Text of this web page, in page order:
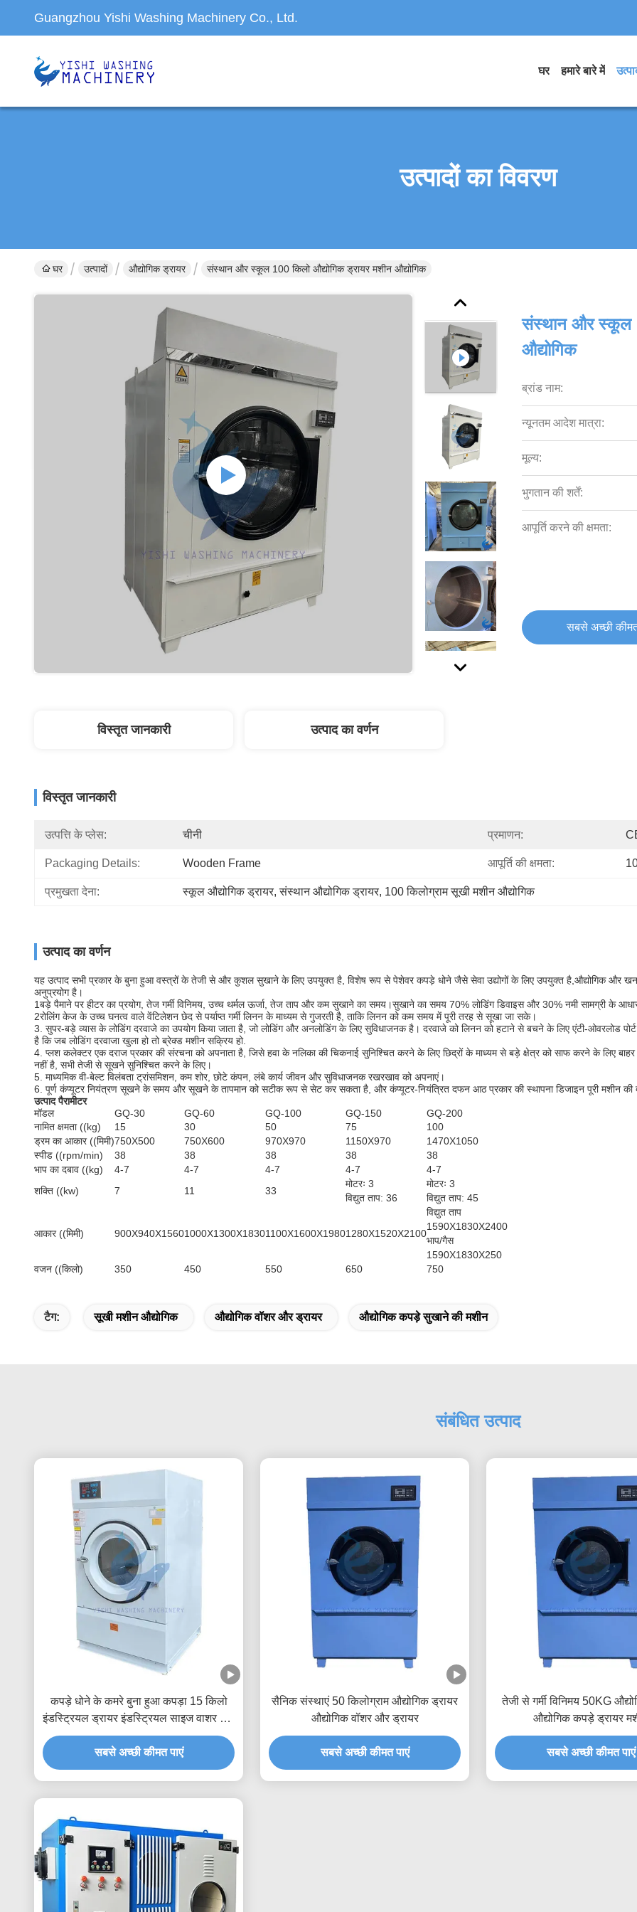
Guangzhou Yishi Washing Machinery Co., Ltd.
घर हमारे बारे में
उत्पादों का विवरण
घर उत्पादों औद्योगिक ड्रायर संस्थान और स्कूल 100 किलो औद्योगिक ड्रायर मशीन औद्योगिक
संस्थान और स्कूल
औद्योगिक
ब्रांड नाम:
न्यूनतम आदेश मात्रा:
मूल्य:
भुगतान की शर्तें:
आपूर्ति करने की क्षमता:
सबसे अच्छी
विस्तृत जानकारी उत्पाद का वर्णन
विस्तृत जानकारी
उत्पत्ति के प्लेस: चीनी प्रमाणन:
Packaging Details: Wooden Frame आपूर्ति की क्षमता:
प्रमुखता देना: स्कूल औद्योगिक ड्रायर, संस्थान औद्योगिक ड्रायर, 100 किलोग्राम सूखी मशीन औद्योगिक
उत्पाद का वर्णन
यह उत्पाद सभी प्रकार के बुना हुआ वस्त्रों के तेजी से और कुशल सुखाने के लिए उपयुक्त है, विशेष रूप से पेशेवर कपड़े धोने जैसे सेवा उद्योगों के लिए उपयुक्त है,औद्योगिक और
अनुप्रयोग है।
1बड़े पैमाने पर हीटर का प्रयोग, तेज गर्मी विनिमय, उच्च थर्मल ऊर्जा, तेज ताप और कम सुखाने का समय।सुखाने का समय 70% लोडिंग डिवाइस और 30% नमी सामग्री के
2रोलिंग केज के उच्च घनत्व वाले वेंटिलेशन छेद से पर्याप्त गर्मी लिनन के माध्यम से गुजरती है, ताकि लिनन को कम समय में पूरी तरह से सूखा जा सके।
3. सुपर-बड़े व्यास के लोडिंग दरवाजे का उपयोग किया जाता है, जो लोडिंग और अनलोडिंग के लिए सुविधाजनक है। दरवाजे को लिनन को हटाने से बचने के लिए एंटी-ओवरलोड
है कि जब लोडिंग दरवाजा खुला हो तो ब्रेक्ड मशीन सक्रिय हो.
4. प्लश कलेक्टर एक दराज प्रकार की संरचना को अपनाता है, जिसे हवा के नलिका की चिकनाई सुनिश्चित करने के लिए छिद्रों के माध्यम से बड़े क्षेत्र को साफ करने के लिए
नहीं है, सभी तेजी से सूखने सुनिश्चित करने के लिए।
5. माध्यमिक वी-बेल्ट विलंबता ट्रांसमिशन, कम शोर, छोटे कंपन, लंबे कार्य जीवन और सुविधाजनक रखरखाव को अपनाएं।
6. पूर्ण कंप्यूटर नियंत्रण सूखने के समय और सूखने के तापमान को सटीक रूप से सेट कर सकता है, और कंप्यूटर-नियंत्रित दफन आठ प्रकार की स्थापना डिजाइन पूरी मशीन की
उत्पाद पैरामीटर
मॉडल
GQ-30 GQ-60 GQ-100 GQ-150
GQ-200
नामित क्षमता ((kg)
15 30 50 75
100
ड्रम का आकार ((मिमी)750X500 750X600 970X970 1150X970
1470X1050
स्पीड ((rpm/min)
38 38 38 38
38
भाप का दबाव ((kg)
4-7 4-7 4-7 4-7
4-7
शक्ति ((kw)
7 11 33
मोटरः 3
विद्युत ताप: 36
मोटरः 3
विद्युत ताप: 45
आकार ((मिमी) 900X940X15601000X1300X18301100X1600X19801280X1520X2100
विद्युत ताप
1590X1830X2400
भाप/गैस
1590X1830X250
वजन ((किलो)
350 450 550 650 750
टैग: सूखी मशीन औद्योगिक औद्योगिक वॉशर और ड्रायर औद्योगिक कपड़े सुखाने की मशीन
संबंधित उत्पाद
कपड़े धोने के कमरे बुना हुआ कपड़ा 15 किलो
इंडस्ट्रियल ड्रायर इंडस्ट्रियल साइज वाशर और
ड्रायर
सबसे अच्छी कीमत पाएं
सैनिक संस्थाएं 50 किलोग्राम औद्योगिक ड्रायर
औद्योगिक वॉशर और ड्रायर
सबसे अच्छी कीमत पाएं
तेजी से गर्मी विनिमय 50KG
औद्योगिक कपड़े ड्रायर
सबसे अच्छी कीमत पाएं